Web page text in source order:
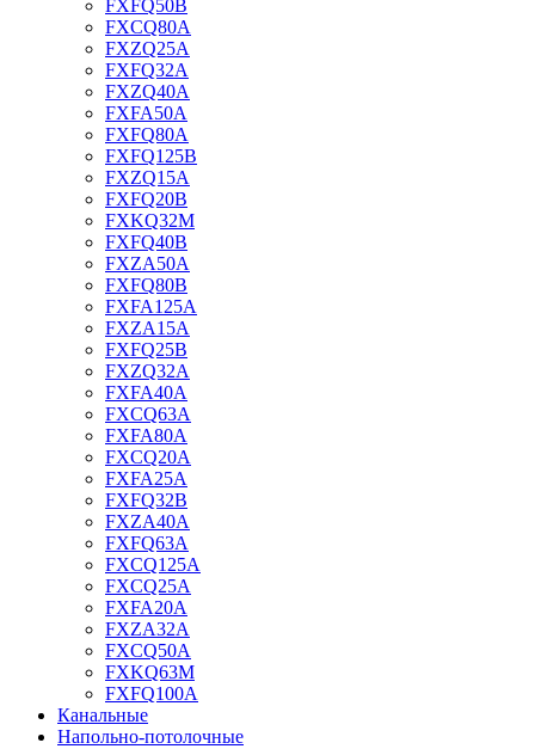
FXFQ50B
FXCQ80A
FXZQ25A
FXFQ32A
FXZQ40A
FXFA50A
FXFQ80A
FXFQ125B
FXZQ15A
FXFQ20B
FXKQ32M
FXFQ40B
FXZA50A
FXFQ80B
FXFA125A
FXZA15A
FXFQ25B
FXZQ32A
FXFA40A
FXCQ63A
FXFA80A
FXCQ20A
FXFA25A
FXFQ32B
FXZA40A
FXFQ63A
FXCQ125A
FXCQ25A
FXFA20A
FXZA32A
FXCQ50A
FXKQ63M
FXFQ100A
Канальные
Напольно-потолочные